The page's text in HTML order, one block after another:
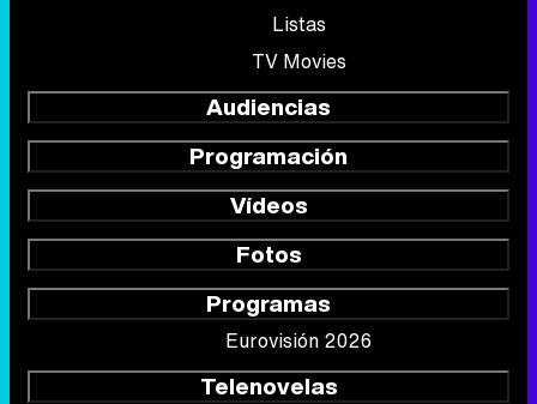
Listas
TV Movies
Audiencias
Programación
Vídeos
Fotos
Programas
Eurovisión 2026
Telenovelas